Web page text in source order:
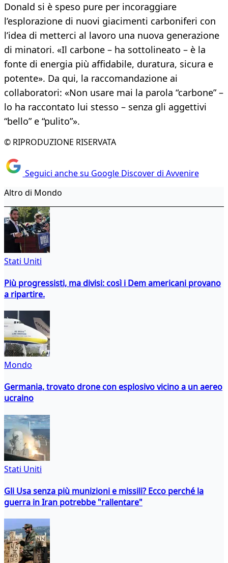
Donald si è speso pure per incoraggiare
l’esplorazione di nuovi giacimenti carboniferi con
l’idea di metterci al lavoro una nuova generazione
di minatori. «Il carbone – ha sottolineato – è la
fonte di energia più affidabile, duratura, sicura e
potente». Da qui, la raccomandazione ai
collaboratori: «Non usare mai la parola “carbone” –
lo ha raccontato lui stesso – senza gli aggettivi
“bello” e “pulito”».
© RIPRODUZIONE RISERVATA
Seguici anche su Google Discover di Avvenire
Altro di Mondo
Stati Uniti
Più progressisti, ma divisi: così i Dem americani provano
a ripartire.
Mondo
Germania, trovato drone con esplosivo vicino a un aereo
ucraino
Stati Uniti
Gli Usa senza più munizioni e missili? Ecco perché la
guerra in Iran potrebbe "rallentare"